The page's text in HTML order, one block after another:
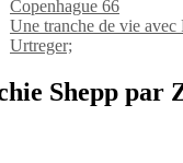
Copenhague 66
Une tranche de vie avec
Urtreger;
Shepp par